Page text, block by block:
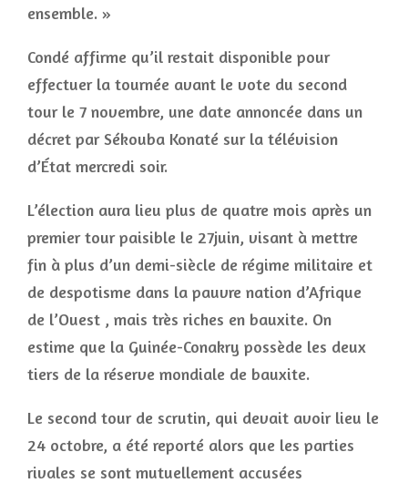
ensemble. »
Condé affirme qu’il restait disponible pour
effectuer la tournée avant le vote du second
tour le 7 novembre, une date annoncée dans un
décret par Sékouba Konaté sur la télévision
d’État mercredi soir.
L’élection aura lieu plus de quatre mois après un
premier tour paisible le 27juin, visant à mettre
fin à plus d’un demi-siècle de régime militaire et
de despotisme dans la pauvre nation d’Afrique
de l’Ouest , mais très riches en bauxite. On
estime que la Guinée-Conakry possède les deux
tiers de la réserve mondiale de bauxite.
Le second tour de scrutin, qui devait avoir lieu le
24 octobre, a été reporté alors que les parties
rivales se sont mutuellement accusées